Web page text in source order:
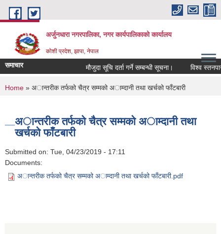
Skip to main content
अर्जुनधारा नगरपालिका, नगर कार्यपालिकाको कार्यालय
कोशी प्रदेश, झापा, नेपाल
समाचार मौजुदा सूचि दर्ता गर्ने सम्बन्धी सूचना। विश्व
You are here
Home » अान्तरीक तर्फको चैत्र सम्मको अाम्दानी तथा खर्चको फाँटबारी
अान्तरीक तर्फको चैत्र सम्मको अाम्दानी तथा
खर्चको फाँटबारी
Submitted on: Tue, 04/23/2019 - 17:11
Documents:
अान्तरीक तर्फको चैत्र सम्मको अाम्दानी तथा खर्चको फाँटबारी.pdf